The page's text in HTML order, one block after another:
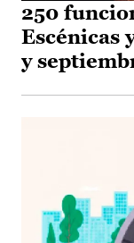
250
Escénicas
y